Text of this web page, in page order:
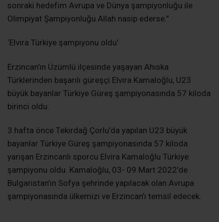
sonraki hedefim Avrupa ve Dünya şampiyonluğu ile
Olimpiyat Şampiyonluğu Allah nasip ederse.”
‘Elvira Türkiye şampiyonu oldu’
Erzincan’ın Üzümlü ilçesinde yaşayan Ahıska
Türklerinden başarılı güreşçi Elvira Kamaloğlu, U23
büyük bayanlar Türkiye Güreş şampiyonasında 57 kiloda
birinci oldu.
3 hafta önce Tekirdağ Çorlu’da yapılan U23 büyük
bayanlar Türkiye Güreş şampiyonasında 57 kiloda
yarışan Erzincanlı sporcu Elvira Kamaloğlu Türkiye
şampiyonu oldu. Kamaloğlu, 03- 09 Mart 2022’de
Bulgaristan’ın Sofya şehrinde yapılacak olan Avrupa
şampiyonasında ülkemizi ve Erzincan’ı temsil edecek.